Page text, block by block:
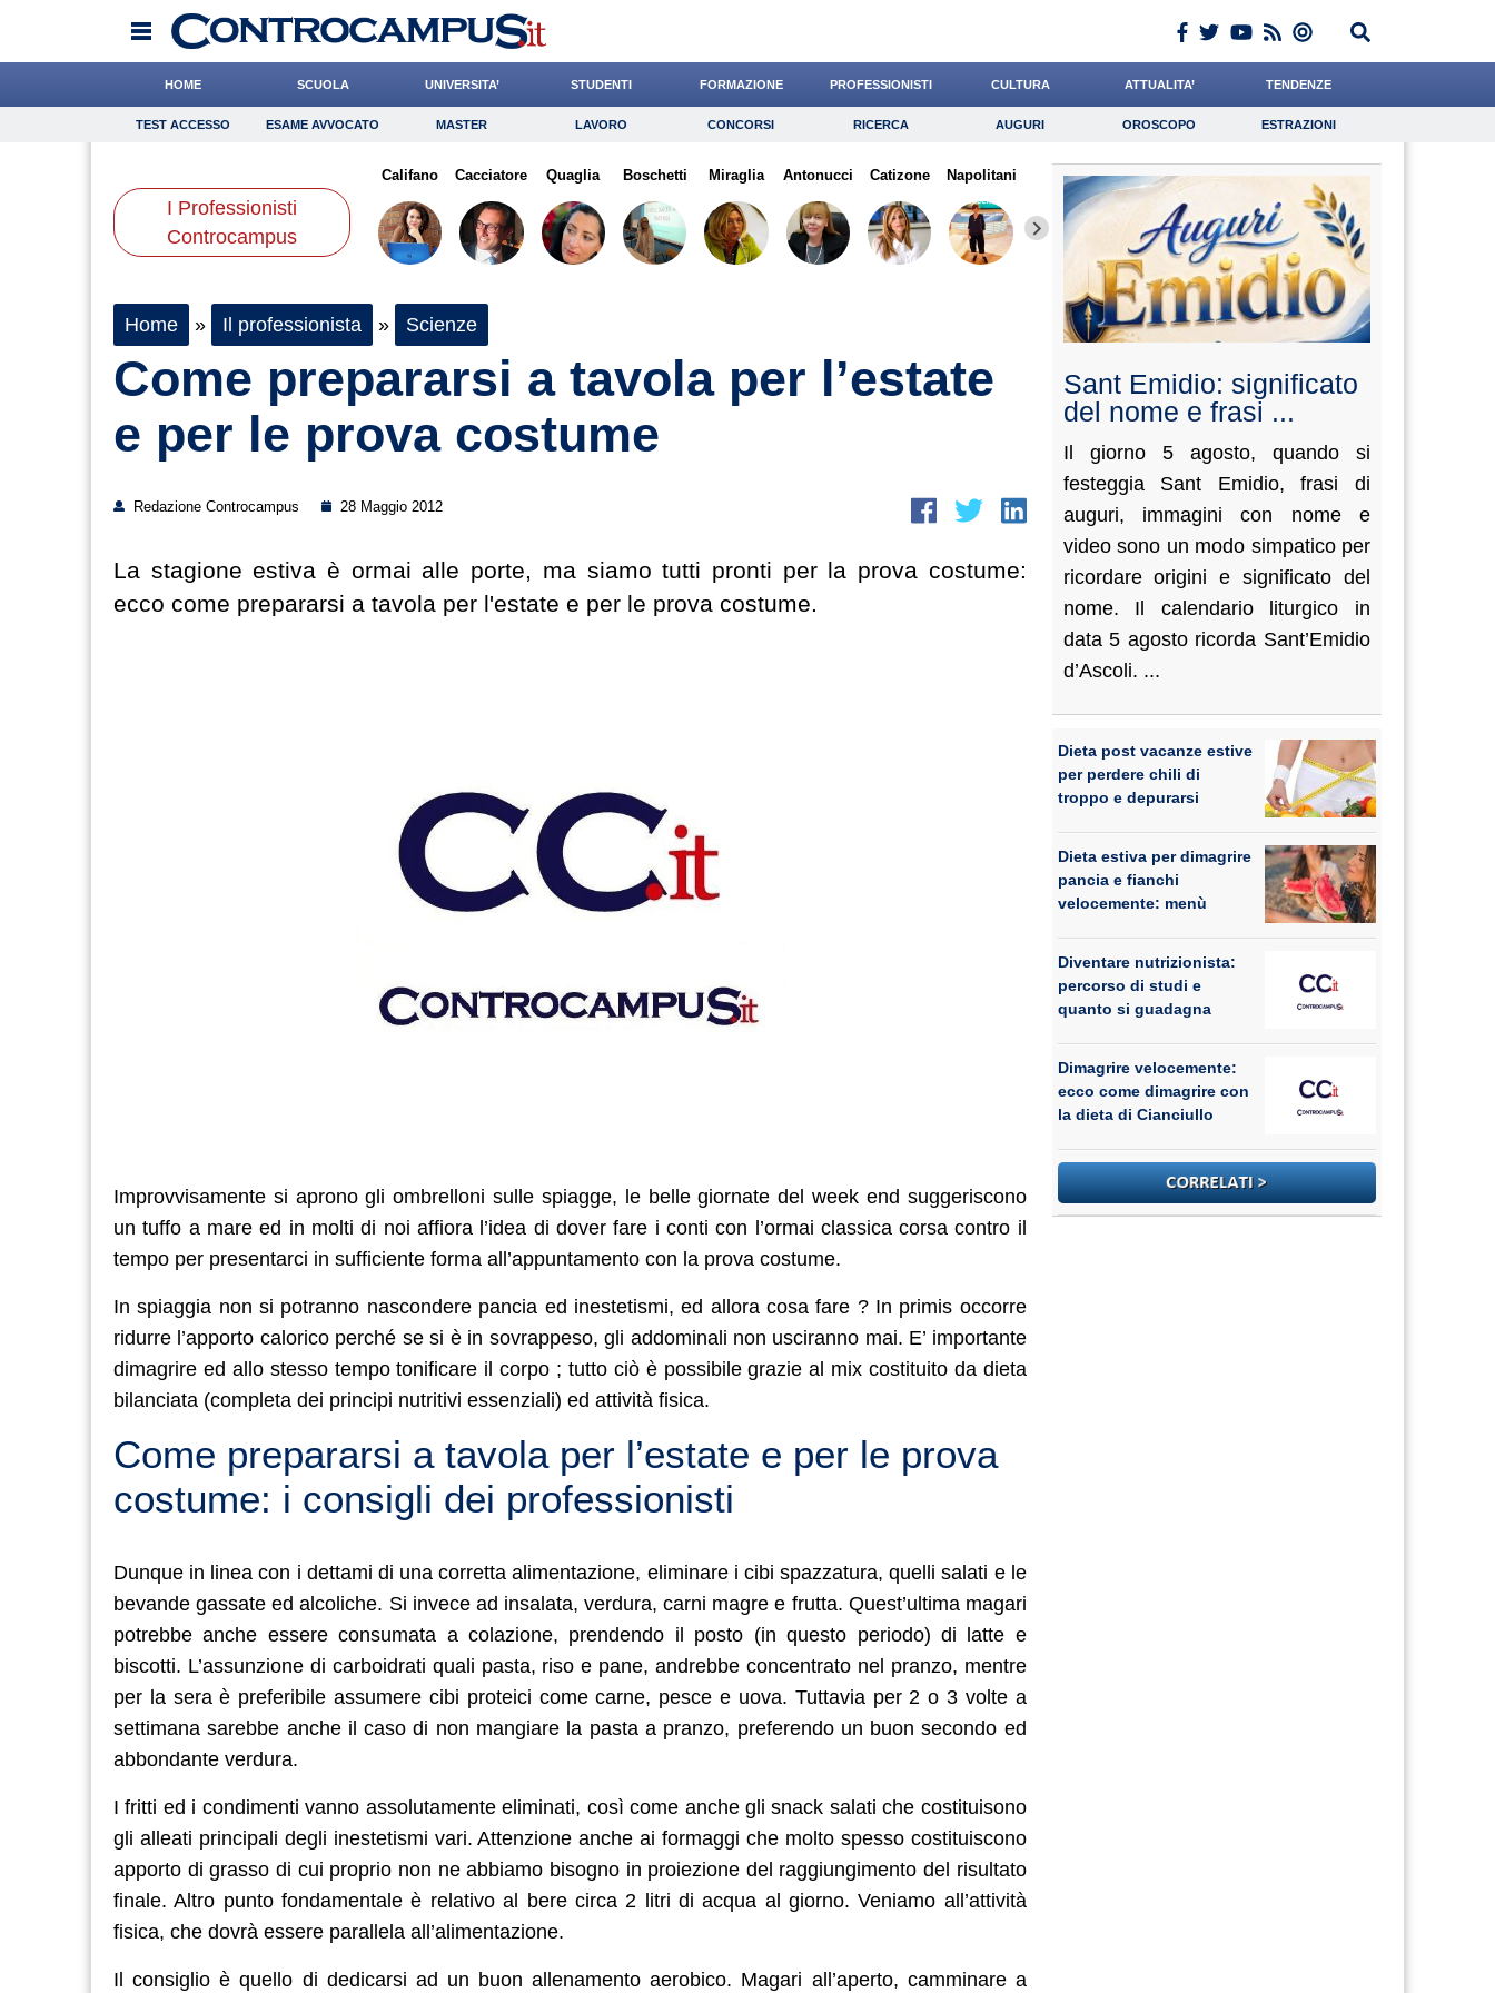
HOME SCUOLA UNIVERSITA’ STUDENTI FORMAZIONE PROFESSIONISTI CULTURA ATTUALITA’ TENDENZE
TEST ACCESSO Esame Avvocato Master Lavoro Concorsi Ricerca Auguri Oroscopo Estrazioni
Consigli Risparmio Diritto Economia Giornalista Lavoro Psicologia
Scienze
TEST ACCESSO ESAME AVVOCATO MASTER LAVORO CONCORSI RICERCA AUGURI OROSCOPO ESTRAZIONI
I Professionisti
Controcampus
Califano Cacciatore Quaglia Boschetti Miraglia Antonucci Catizone Napolitani Grassotti Algeri Andreotti Meoli Paleari
Home » Il professionista » Scienze
Come prepararsi a tavola per l’estate
e per le prova costume
Redazione Controcampus 28 Maggio 2012
La stagione estiva è ormai alle porte, ma siamo tutti pronti per la prova costume:
ecco come prepararsi a tavola per l'estate e per le prova costume.
Improvvisamente si aprono gli ombrelloni sulle spiagge, le belle giornate del week end suggeriscono
un tuffo a mare ed in molti di noi affiora l’idea di dover fare i conti con l’ormai classica corsa contro il
tempo per presentarci in sufficiente forma all’appuntamento con la prova costume.
In spiaggia non si potranno nascondere pancia ed inestetismi, ed allora cosa fare ? In primis occorre
ridurre l’apporto calorico perché se si è in sovrappeso, gli addominali non usciranno mai. E’ importante
dimagrire ed allo stesso tempo tonificare il corpo ; tutto ciò è possibile grazie al mix costituito da dieta
bilanciata (completa dei principi nutritivi essenziali) ed attività fisica.
Come prepararsi a tavola per l’estate e per le prova
costume: i consigli dei professionisti
Dunque in linea con i dettami di una corretta alimentazione, eliminare i cibi spazzatura, quelli salati e le
bevande gassate ed alcoliche. Si invece ad insalata, verdura, carni magre e frutta. Quest’ultima magari
potrebbe anche essere consumata a colazione, prendendo il posto (in questo periodo) di latte e
biscotti. L’assunzione di carboidrati quali pasta, riso e pane, andrebbe concentrato nel pranzo, mentre
per la sera è preferibile assumere cibi proteici come carne, pesce e uova. Tuttavia per 2 o 3 volte a
settimana sarebbe anche il caso di non mangiare la pasta a pranzo, preferendo un buon secondo ed
abbondante verdura.
I fritti ed i condimenti vanno assolutamente eliminati, così come anche gli snack salati che costituisono
gli alleati principali degli inestetismi vari. Attenzione anche ai formaggi che molto spesso costituiscono
apporto di grasso di cui proprio non ne abbiamo bisogno in proiezione del raggiungimento del risultato
finale. Altro punto fondamentale è relativo al bere circa 2 litri di acqua al giorno. Veniamo all’attività
fisica, che dovrà essere parallela all’alimentazione.
Il consiglio è quello di dedicarsi ad un buon allenamento aerobico. Magari all’aperto, camminare a
Sant Emidio: significato
del nome e frasi ...
Il giorno 5 agosto, quando si
festeggia Sant Emidio, frasi di
auguri, immagini con nome e
video sono un modo simpatico per
ricordare origini e significato del
nome. Il calendario liturgico in
data 5 agosto ricorda Sant’Emidio
d’Ascoli. ...
Dieta post vacanze estive
per perdere chili di
troppo e depurarsi
Dieta estiva per dimagrire
pancia e fianchi
velocemente: menù
Diventare nutrizionista:
percorso di studi e
quanto si guadagna
Dimagrire velocemente:
ecco come dimagrire con
la dieta di Cianciullo